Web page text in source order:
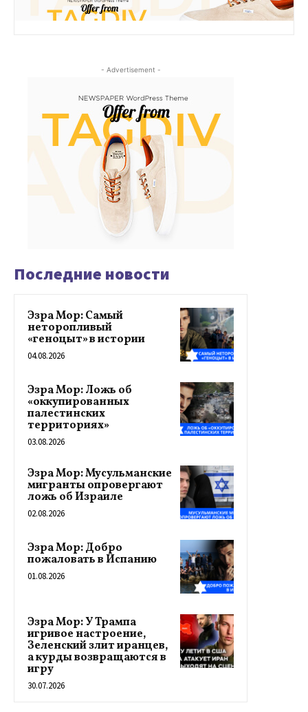
- Advertisement -
Последние новости
Эзра Мор: Самый
неторопливый
«геноцыт» в истории
04.08.2026
Эзра Мор: Ложь об
«оккупированных
палестинских
территориях»
03.08.2026
Эзра Мор: Мусульманские
мигранты опровергают
ложь об Израиле
02.08.2026
Эзра Мор: Добро
пожаловать в Испанию
01.08.2026
Эзра Мор: У Трампа
игривое настроение,
Зеленский злит иранцев,
а курды возвращаются в
игру
30.07.2026